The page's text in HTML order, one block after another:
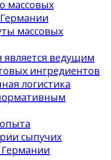
массовых
массовых
ведущим
ингредиентов
логистика
сыпучих